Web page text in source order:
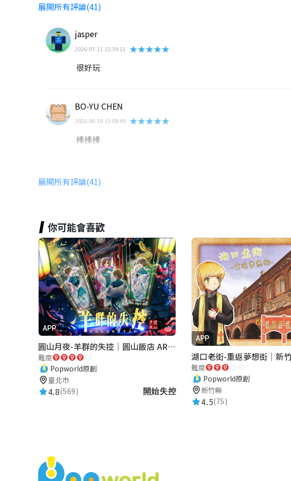
展開所有評論(41)
jasper
2026-07-21 15:39:13
★★★★★
很好玩
BO-YU CHEN
2026-06-18 13:08:49 ★★★★★
棒棒棒
Wenting Wang
獅子兔
2026-02-20 17:51:36
★★★★★
好玩
chiachin Chien (放輕鬆)
2026-02-14 17:12:21 ★★★★★
好玩，刺激
jenny shen
展開所有評論(41)
你可能會喜歡
APP
圓山月夜-羊群的失控｜圓山飯店 ARG實境解謎遊戲
難度
Popworld原創
臺北市
4.8(569) 開始失控
APP
難度
Popworld原創
新竹縣
4.5(75)